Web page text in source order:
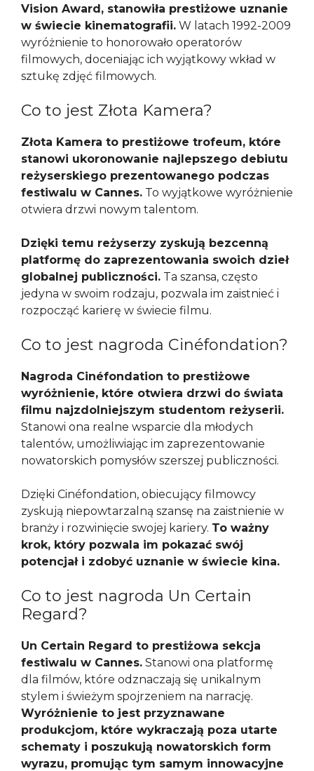
Vision Award, stanowiła prestiżowe uznanie
w świecie kinematografii. W latach 1992-2009
wyróżnienie to honorowało operatorów
filmowych, doceniając ich wyjątkowy wkład w
sztukę zdjęć filmowych.
Co to jest Złota Kamera?
Złota Kamera to prestiżowe trofeum, które
stanowi ukoronowanie najlepszego debiutu
reżyserskiego prezentowanego podczas
festiwalu w Cannes. To wyjątkowe wyróżnienie
otwiera drzwi nowym talentom.
Dzięki temu reżyserzy zyskują bezcenną
platformę do zaprezentowania swoich dzieł
globalnej publiczności. Ta szansa, często
jedyna w swoim rodzaju, pozwala im zaistnieć i
rozpocząć karierę w świecie filmu.
Co to jest nagroda Cinéfondation?
Nagroda Cinéfondation to prestiżowe
wyróżnienie, które otwiera drzwi do świata
filmu najzdolniejszym studentom reżyserii.
Stanowi ona realne wsparcie dla młodych
talentów, umożliwiając im zaprezentowanie
nowatorskich pomysłów szerszej publiczności.
Dzięki Cinéfondation, obiecujący filmowcy
zyskują niepowtarzalną szansę na zaistnienie w
branży i rozwinięcie swojej kariery. To ważny
krok, który pozwala im pokazać swój
potencjał i zdobyć uznanie w świecie kina.
Co to jest nagroda Un Certain
Regard?
Un Certain Regard to prestiżowa sekcja
festiwalu w Cannes. Stanowi ona platformę
dla filmów, które odznaczają się unikalnym
stylem i świeżym spojrzeniem na narrację.
Wyróżnienie to jest przyznawane
produkcjom, które wykraczają poza utarte
schematy i poszukują nowatorskich form
wyrazu, promując tym samym innowacyjne